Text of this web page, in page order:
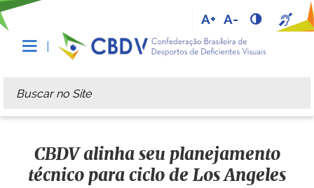
A+ A-
Busca
Busca Avançada…
CBDV alinha seu planejamento
técnico para ciclo de Los Angeles